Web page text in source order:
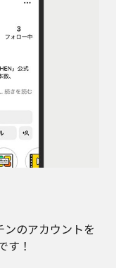
のアカウントを
す！